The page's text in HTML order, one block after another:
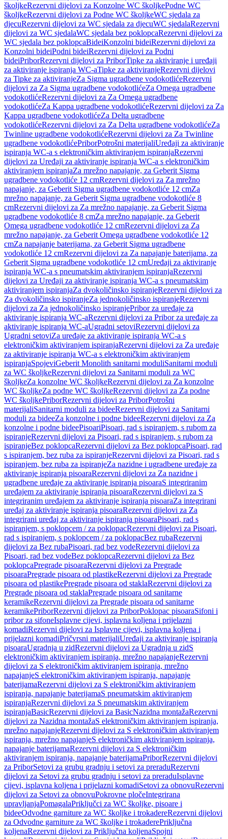
školjkeRezervni dijelovi za Konzolne WC školjkePodne WC
školjkeRezervni dijelovi za Podne WC školjkeWC sjedala za
djecuRezervni dijelovi za WC sjedala za djecuWC sjedalaRezervni
dijelovi za WC sjedalaWC sjedala bez poklopcaRezervni dijelovi za
WC sjedala bez poklopcaBideiKonzolni bideiRezervni dijelovi za
Konzolni bideiPodni bideiRezervni dijelovi za Podni
bideiPriborRezervni dijelovi za PriborTipke za aktiviranje i uređaji
za aktiviranje ispiranja WC-aTipke za aktiviranjeRezervni dijelovi
za Tipke za aktiviranjeZa Sigma ugradbene vodokotlićeRezervni
dijelovi za Za Sigma ugradbene vodokotlićeZa Omega ugradbene
vodokotlićeRezervni dijelovi za Za Omega ugradbene
vodokotlićeZa Kappa ugradbene vodokotlićeRezervni dijelovi za Za
Kappa ugradbene vodokotlićeZa Delta ugradbene
vodokotlićeRezervni dijelovi za Za Delta ugradbene vodokotlićeZa
Twinline ugradbene vodokotlićeRezervni dijelovi za Za Twinline
ugradbene vodokotlićePriborPotrošni materijaliUređaji za aktiviranje
ispiranja WC-a s elektroničkim aktiviranjem ispiranjaRezervni
dijelovi za Uređaji za aktiviranje ispiranja WC-a s elektroničkim
aktiviranjem ispiranjaZa mrežno napajanje, za Geberit Sigma
ugradbene vodokotliće 12 cmRezervni dijelovi za Za mrežno
napajanje, za Geberit Sigma ugradbene vodokotliće 12 cmZa
mrežno napajanje, za Geberit Sigma ugradbene vodokotliće 8
cmRezervni dijelovi za Za mrežno napajanje, za Geberit Sigma
ugradbene vodokotliće 8 cmZa mrežno napajanje, za Geberit
Omega ugradbene vodokotliće 12 cmRezervni dijelovi za Za
mrežno napajanje, za Geberit Omega ugradbene vodokotliće 12
cmZa napajanje baterijama, za Geberit Sigma ugradbene
vodokotliće 12 cmRezervni dijelovi za Za napajanje baterijama, za
Geberit Sigma ugradbene vodokotliće 12 cmUređaji za aktiviranje
ispiranja WC-a s pneumatskim aktiviranjem ispiranjaRezervni
dijelovi za Uređaji za aktiviranje ispiranja WC-a s pneumatskim
aktiviranjem ispiranjaZa dvokoličinsko ispiranjeRezervni dijelovi za
Za dvokoličinsko ispiranjeZa jednokoličinsko ispiranjeRezervni
dijelovi za Za jednokoličinsko ispiranjePribor za uređaje za
aktiviranje ispiranja WC-aRezervni dijelovi za Pribor za uređaje za
aktiviranje ispiranja WC-aUgradni setoviRezervni dijelovi za
Ugradni setoviZa uređaje za aktiviranje ispiranja WC-a s
elektroničkim aktiviranjem ispiranjaRezervni dijelovi za Za uređaje
za aktiviranje ispiranja WC-a s elektroničkim aktiviranjem
ispiranjaSpojeviGeberit Monolith sanitarni moduliSanitarni moduli
za WC školjkeRezervni dijelovi za Sanitarni moduli za WC
školjkeZa konzolne WC školjkeRezervni dijelovi za Za konzolne
WC školjkeZa podne WC školjkeRezervni dijelovi za Za podne
WC školjkePriborRezervni dijelovi za PriborPotrošni
materijaliSanitarni moduli za bideeRezervni dijelovi za Sanitarni
moduli za bideeZa konzolne i podne bideeRezervni dijelovi za Za
konzolne i podne bideePisoariPisoari, rad s ispiranjem, s rubom za
ispiranjeRezervni dijelovi za Pisoari, rad s ispiranjem, s rubom za
ispiranjeBez poklopcaRezervni dijelovi za Bez poklopcaPisoari, rad
s ispiranjem, bez ruba za ispiranjeRezervni dijelovi za Pisoari, rad s
ispiranjem, bez ruba za ispiranjeZa nazidne i ugradbene uređaje za
aktiviranje ispiranja pisoaraRezervni dijelovi za Za nazidne i
ugradbene uređaje za aktiviranje ispiranja pisoaraS integriranim
uređajem za aktiviranje ispiranja pisoaraRezervni dijelovi za S
integriranim uređajem za aktiviranje ispiranja pisoaraZa integrirani
uređaj za aktiviranje ispiranja pisoaraRezervni dijelovi za Za
integrirani uređaj za aktiviranje ispiranja pisoaraPisoari, rad s
ispiranjem, s poklopcem / za poklopacRezervni dijelovi za Pisoari,
rad s ispiranjem, s poklopcem / za poklopacBez rubaRezervni
dijelovi za Bez rubaPisoari, rad bez vodeRezervni dijelovi za
Pisoari, rad bez vodeBez poklopcaRezervni dijelovi za Bez
poklopcaPregrade pisoaraRezervni dijelovi za Pregrade
pisoaraPregrade pisoara od plastikeRezervni dijelovi za Pregrade
pisoara od plastikePregrade pisoara od staklaRezervni dijelovi za
Pregrade pisoara od staklaPregrade pisoara od sanitarne
keramikeRezervni dijelovi za Pregrade pisoara od sanitarne
keramikePriborRezervni dijelovi za PriborPoklopac pisoaraSifoni i
pribor za sifoneIsplavne cijevi, isplavna koljena i prijelazni
komadiRezervni dijelovi za Isplavne cijevi, isplavna koljena i
prijelazni komadiPričvrsni materijaliUređaji za aktiviranje ispiranja
pisoaraUgradnja u zidRezervni dijelovi za Ugradnja u zidS
elektroničkim aktiviranjem ispiranja, mrežno napajanjeRezervni
dijelovi za S elektroničkim aktiviranjem ispiranja, mrežno
napajanjeS elektroničkim aktiviranjem ispiranja, napajanje
baterijamaRezervni dijelovi za S elektroničkim aktiviranjem
ispiranja, napajanje baterijamaS pneumatskim aktiviranjem
ispiranjaRezervni dijelovi za S pneumatskim aktiviranjem
ispiranjaBasicRezervni dijelovi za BasicNazidna montažaRezervni
dijelovi za Nazidna montažaS elektroničkim aktiviranjem ispiranja,
mrežno napajanjeRezervni dijelovi za S elektroničkim aktiviranjem
ispiranja, mrežno napajanjeS elektroničkim aktiviranjem ispiranja,
napajanje baterijamaRezervni dijelovi za S elektroničkim
aktiviranjem ispiranja, napajanje baterijamaPriborRezervni dijelovi
za PriborSetovi za grubu gradnju i setovi za preraduRezervni
dijelovi za Setovi za grubu gradnju i setovi za preraduIsplavne
cijevi, isplavna koljena i prijelazni komadiSetovi za obnovuRezervni
dijelovi za Setovi za obnovuPokrovne pločeIntegrirana
upravljanjaPomagalaPriključci za WC školjke, pisoare i
bideeOdvodne garniture za WC školjke i trokadereRezervni dijelovi
za Odvodne garniture za WC školjke i trokaderePriključna
koljenaRezervni dijelovi za Priključna koljenaSpojni